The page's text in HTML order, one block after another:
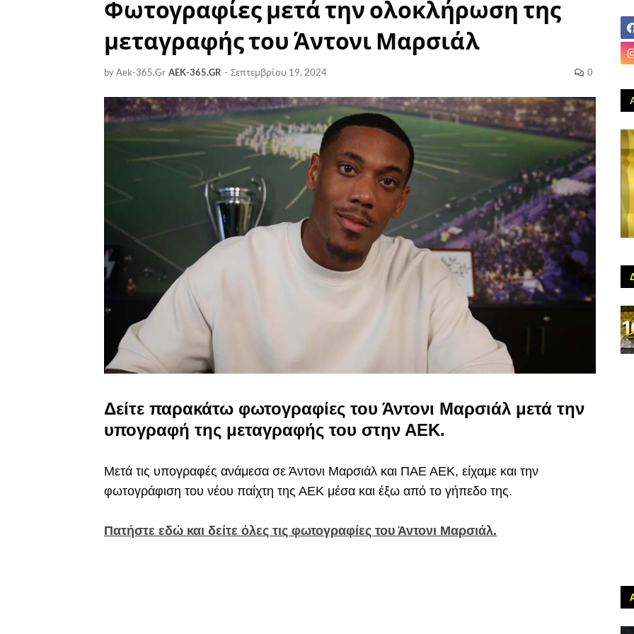
Φωτογραφίες μετά την ολοκλήρωση της
μεταγραφής του Άντονι Μαρσιάλ
by Aek-365.Gr AEK-365.GR - Σεπτεμβρίου 19, 2024 0
Δείτε παρακάτω φωτογραφίες του Άντονι Μαρσιάλ μετά την
υπογραφή της μεταγραφής του στην ΑΕΚ.
Μετά τις υπογραφές ανάμεσα σε Άντονι Μαρσιάλ και ΠΑΕ ΑΕΚ, είχαμε και την
φωτογράφιση του νέου παίχτη της ΑΕΚ μέσα και έξω από το γήπεδο της.
Πατήστε εδώ και δείτε όλες τις φωτογραφίες του Άντονι Μαρσιάλ.